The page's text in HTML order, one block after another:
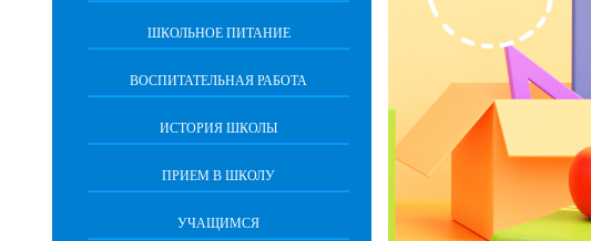
ШКОЛЬНОЕ ПИТАНИЕ
ВОСПИТАТЕЛЬНАЯ РАБОТА
ИСТОРИЯ ШКОЛЫ
ПРИЕМ В ШКОЛУ
УЧАЩИМСЯ